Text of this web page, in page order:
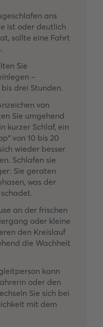
ans
ist oder deutlich
sollte eine Fahrt
Sie
–
drei Stunden.
von
Sie umgehend
kurzer Schlaf, ein
von 10 bis 20
wieder besser
Schlafen sie
Sie geraten
was der
an der frischen
oder kleine
den Kreislauf
die Wachheit
kann
oder den
Sie sich bei
mit dem